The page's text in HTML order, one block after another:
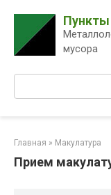
контенту
мусора
Главная » Макулатура
Прием